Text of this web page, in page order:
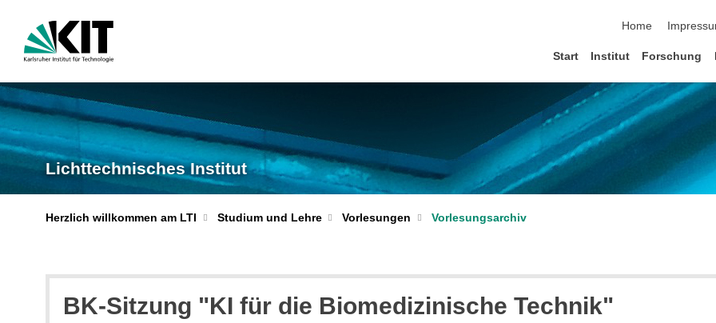
Home
Start Institut Forschung
Lichttechnisches Institut
Herzlich willkommen am LTI Studium und Lehre Vorlesungen Vorlesungsarchiv
BK-Sitzung "KI für die Biomedizinische Technik"